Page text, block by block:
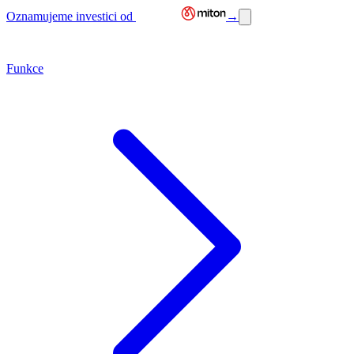
Oznamujeme investici od →
Funkce